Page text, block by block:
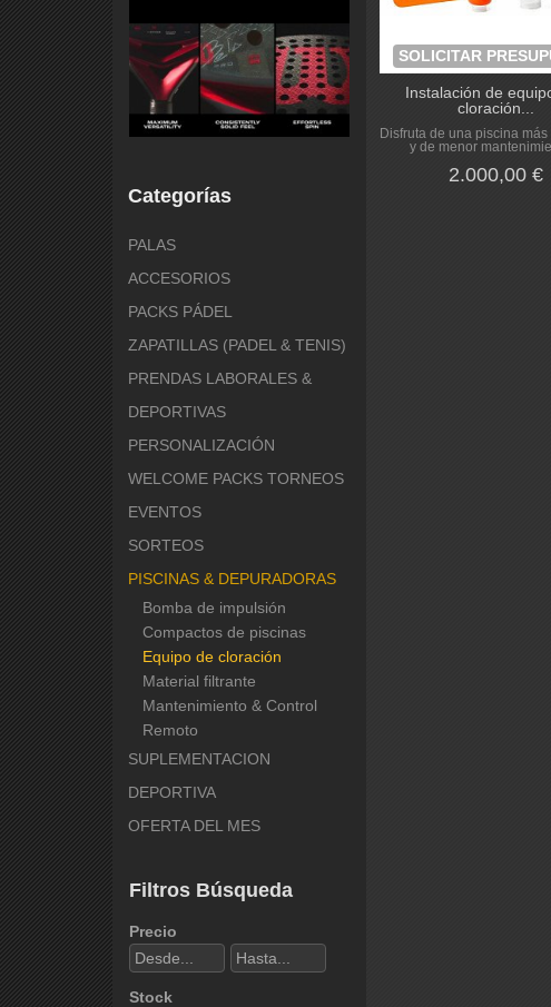
Categorías
PALAS
ACCESORIOS
PACKS PÁDEL
ZAPATILLAS (PADEL & TENIS)
PRENDAS LABORALES &
DEPORTIVAS
PERSONALIZACIÓN
WELCOME PACKS TORNEOS
EVENTOS
SORTEOS
PISCINAS & DEPURADORAS
Bomba de impulsión
Compactos de piscinas
Equipo de cloración
Material filtrante
Mantenimiento & Control
Remoto
SUPLEMENTACION
DEPORTIVA
OFERTA DEL MES
Filtros Búsqueda
Precio
Stock
SOLICITAR
Instalación de
cloración...
Disfruta de una piscina
y de menor
2.000,00 €